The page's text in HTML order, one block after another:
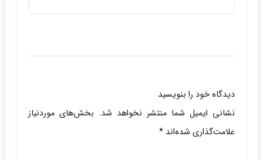
دیدگاه خود را بنویسید
نشانی ایمیل شما منتشر نخواهد شد. بخش‌های موردنیاز
علامت‌گذاری شده‌اند *